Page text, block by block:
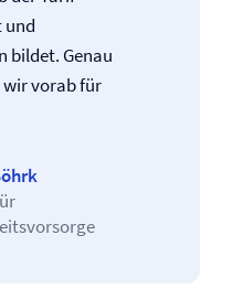
und
bildet. Genau
vorab für